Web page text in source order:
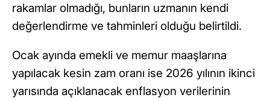
rakamlar olmadığı, bunların uzmanın kendi
değerlendirme ve tahminleri olduğu belirtildi.
Ocak ayında emekli ve memur maaşlarına
yapılacak kesin zam oranı ise 2026 yılının ikinci
yarısında açıklanacak enflasyon verilerinin